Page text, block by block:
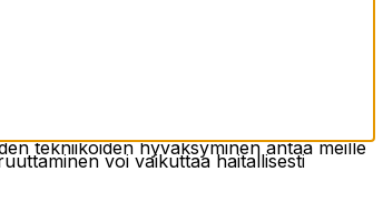
tekniikoiden hyväksyminen antaa meille
voi vaikuttaa haitallisesti